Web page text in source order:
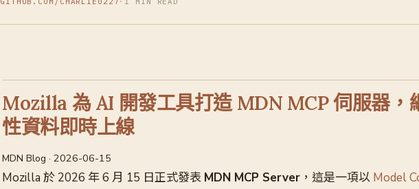
Mozilla 為 AI 開發工具打造 MDN MCP 伺服器，
性資料即時上線
MDN Blog · 2026-06-15
Mozilla 於 2026 年 6 月 15 日正式發表 MDN MCP Server ，這是一項以 Model